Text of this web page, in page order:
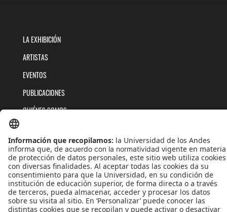
LA EXHIBICIÓN
ARTISTAS
EVENTOS
PUBLICACIONES
QUIÉNES SOMOS
TÉRMINOS Y CONDICIONES